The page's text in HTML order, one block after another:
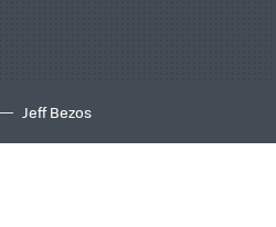
Jeff Bezos